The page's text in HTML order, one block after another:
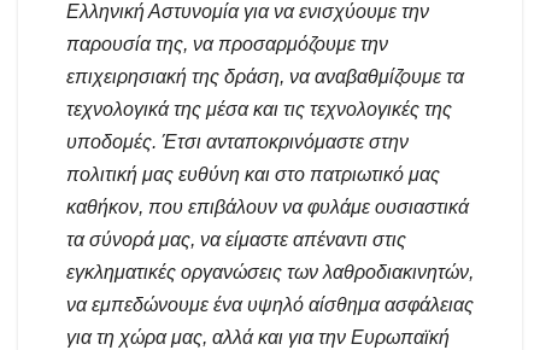
Ελληνική Αστυνομία για να ενισχύουμε την
παρουσία της, να προσαρμόζουμε την
επιχειρησιακή της δράση, να αναβαθμίζουμε τα
τεχνολογικά της μέσα και τις τεχνολογικές της
υποδομές. Έτσι ανταποκρινόμαστε στην
πολιτική μας ευθύνη και στο πατριωτικό μας
καθήκον, που επιβάλουν να φυλάμε ουσιαστικά
τα σύνορά μας, να είμαστε απέναντι στις
εγκληματικές οργανώσεις των λαθροδιακινητών,
να εμπεδώνουμε ένα υψηλό αίσθημα ασφάλειας
για τη χώρα μας, αλλά και για την Ευρωπαϊκή